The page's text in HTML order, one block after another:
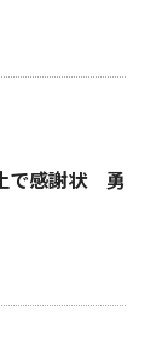
で感謝状 勇